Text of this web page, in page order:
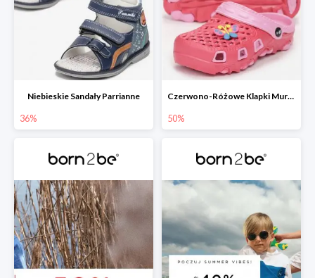
Niebieskie Sandały Parrianne
36%
Czerwono-Różowe Klapki Muriguna
50%